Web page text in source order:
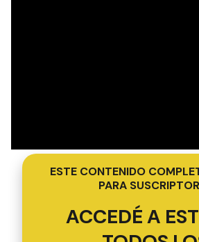
ESTE CONTENIDO
PARA
ACCEDÉ A